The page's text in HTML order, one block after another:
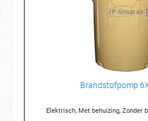
Brandstofpomp
Elektrisch, Met behuizing, Zonder